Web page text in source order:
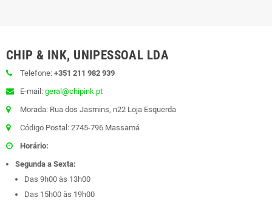
CHIP & INK, UNIPESSOAL LDA
Telefone: +351 211 982 939
E-mail: geral@chipink.pt
Morada: Rua dos Jasmins, n22 Loja Esquerda
Código Postal: 2745-796 Massamá
Horário:
Segunda a Sexta:
Das 9h00 às 13h00
Das 15h00 às 19h00